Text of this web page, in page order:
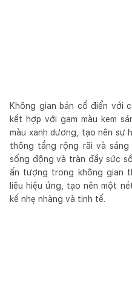
Không gian bán cổ điển với
kết hợp với gam màu kem
màu xanh dương, tạo nên sự
thông tầng rộng rãi và sáng
sống động và tràn đầy sức
ấn tượng trong không gian
liệu hiệu ứng, tạo nên một
kế nhẹ nhàng và tinh tế.